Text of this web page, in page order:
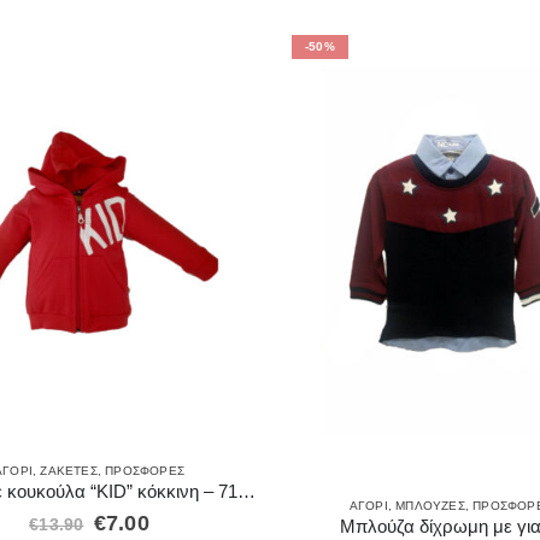
,ΖΑΚΈΤΕΣ,ΠΡΟΣΦΟΡΈΣ
Ζακέτα με κουκούλα “KID” κόκκινη – 71514R
€13.90 €7.00
-50%
ΑΓΌΡΙ ,ΜΠΛΟΎΖΕΣ,
Μπλούζα δίχρωμη με